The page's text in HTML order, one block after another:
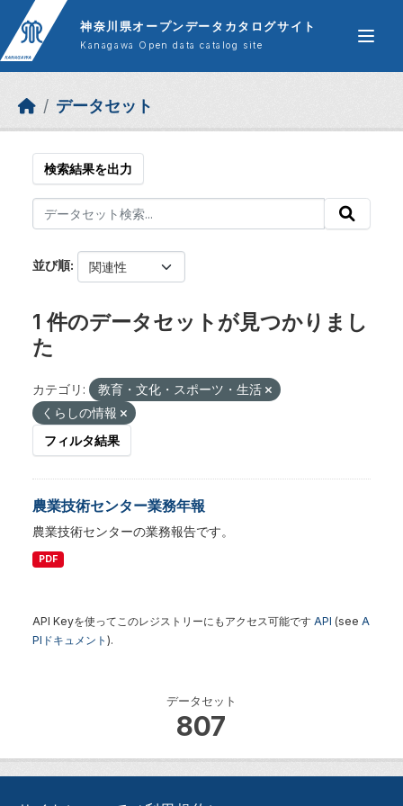
Skip to main content
神奈川県オープンデータカタログサイト
Kanagawa Open data catalog site
データセット
データセット
807
検索結果を出力
並び順
1 件のデータセットが見つかりまし
た
カテゴリ:
教育・文化・スポーツ・生活
くらしの情報
フィルタ結果
農業技術センター業務年報
農業技術センターの業務報告です。
PDF
API Keyを使ってこのレジストリーにもアクセス可能です API (see A
PIドキュメント ).